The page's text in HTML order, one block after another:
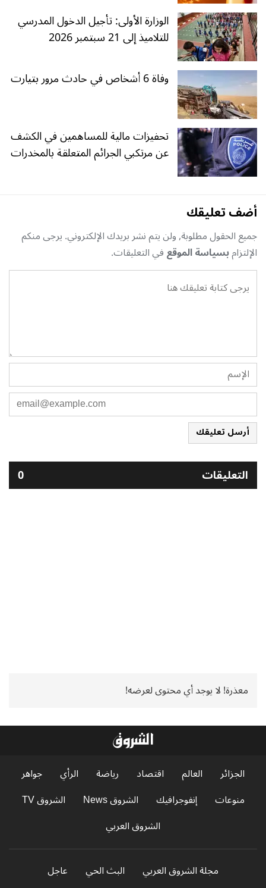
الوزارة الأولى: تأجيل الدخول المدرسي
للتلاميذ إلى 21 سبتمبر 2026
وفاة 6 أشخاص في حادث مرور بتيارت
تحفيزات مالية للمساهمين في الكشف
عن مرتكبي الجرائم المتعلقة بالمخدرات
أضف تعليقك
جميع الحقول مطلوبة, ولن يتم نشر بريدك الإلكتروني. يرجى منكم
الإلتزامبسياسة الموقعفي التعليقات.
أرسل تعليقك
التعليقات 0
معذرة! لا يوجد أي محتوى لعرضه!
الجزائر العالم اقتصاد رياضة الرأي
جواهر
منوعات
إنفوجرافيك الشروق News
الشروق TV
الشروق العربي
مجلة الشروق العربي البث الحي
عاجل